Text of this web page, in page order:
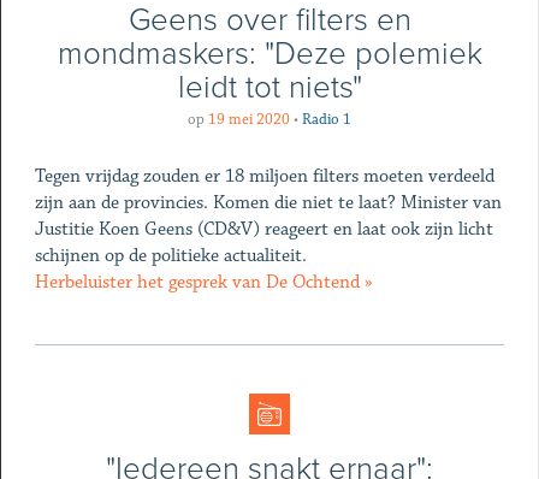
Geens over filters en
mondmaskers: "Deze polemiek
leidt tot niets"
op19 mei 2020•Radio 1
Tegen vrijdag zouden er 18 miljoen filters moeten verdeeld
zijn aan de provincies. Komen die niet te laat? Minister van
Justitie Koen Geens (CD&V) reageert en laat ook zijn licht
schijnen op de politieke actualiteit.
Herbeluister het gesprek van De Ochtend »
"Iedereen snakt ernaar":